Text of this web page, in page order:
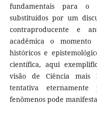
fundamentais para o
substituídos por um
contraproducente e
acadêmica o momento
históricos e
científica, aqui
visão de Ciência mais
tentativa
fenômenos pode